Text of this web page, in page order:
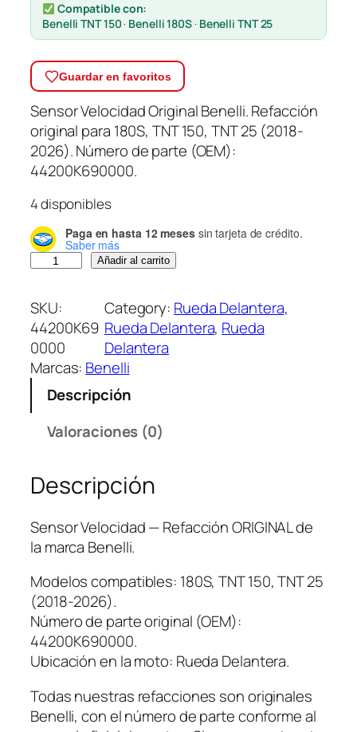
Compatible con:
Benelli TNT 150 · Benelli 180S · Benelli TNT 25
Guardar en favoritos
Sensor Velocidad Original Benelli. Refacción
original para 180S, TNT 150, TNT 25 (2018-
2026). Número de parte (OEM):
44200K690000.
4 disponibles
Paga en hasta 12 mesessin tarjeta de crédito.
Saber más
n
s
o
r
V
i
d
a
d
c
a
n
t
i
d
d
Añadir al carrito
SKU:
44200K69
0000
Category: Rueda Delantera
Rueda Delantera, Rueda
Delantera
Marcas: Benelli
Descripción
Valoraciones (0)
Descripción
Sensor Velocidad — Refacción ORIGINAL de
la marca Benelli.
Modelos compatibles: 180S, TNT 150, TNT 25
(2018-2026).
Número de parte original (OEM):
44200K690000.
Ubicación en la moto: Rueda Delantera.
Todas nuestras refacciones son originales
Benelli, con el número de parte conforme al